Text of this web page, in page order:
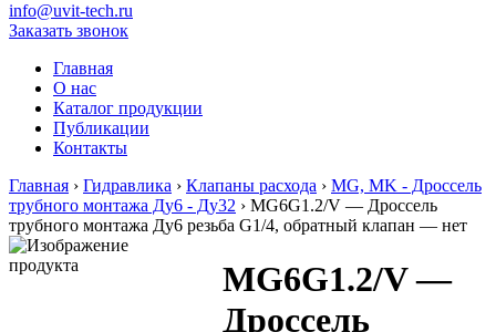
info@uvit-tech.ru
Заказать звонок
Главная
О нас
Каталог продукции
Публикации
Контакты
Главная › Гидравлика › Клапаны расхода › MG, MK - Дроссель
трубного монтажа Ду6 - Ду32 › MG6G1.2/V — Дроссель
трубного монтажа Ду6 резьба G1/4, обратный клапан — нет
MG6G1.2/V —
Дроссель